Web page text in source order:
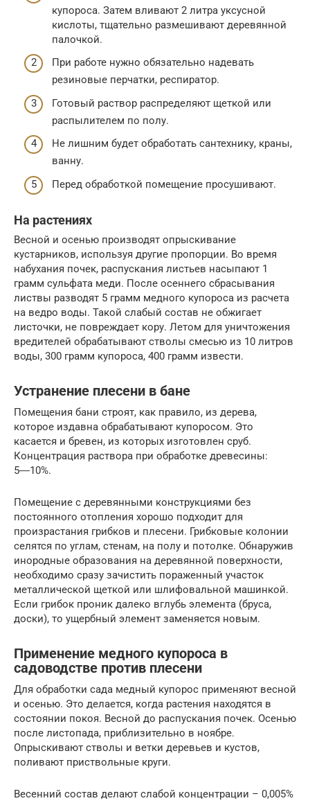
купороса. Затем вливают 2 литра уксусной
кислоты, тщательно размешивают деревянной
палочкой.
При работе нужно обязательно надевать
резиновые перчатки, респиратор.
Готовый раствор распределяют щеткой или
распылителем по полу.
Не лишним будет обработать сантехнику, краны,
ванну.
Перед обработкой помещение просушивают.
На растениях
Весной и осенью производят опрыскивание
кустарников, используя другие пропорции. Во время
набухания почек, распускания листьев насыпают 1
грамм сульфата меди. После осеннего сбрасывания
листвы разводят 5 грамм медного купороса из расчета
на ведро воды. Такой слабый состав не обжигает
листочки, не повреждает кору. Летом для уничтожения
вредителей обрабатывают стволы смесью из 10 литров
воды, 300 грамм купороса, 400 грамм извести.
Устранение плесени в бане
Помещения бани строят, как правило, из дерева,
которое издавна обрабатывают купоросом. Это
касается и бревен, из которых изготовлен сруб.
Концентрация раствора при обработке древесины:
5―10%.
Помещение с деревянными конструкциями без
постоянного отопления хорошо подходит для
произрастания грибков и плесени. Грибковые колонии
селятся по углам, стенам, на полу и потолке. Обнаружив
инородные образования на деревянной поверхности,
необходимо сразу зачистить пораженный участок
металлической щеткой или шлифовальной машинкой.
Если грибок проник далеко вглубь элемента (бруса,
доски), то ущербный элемент заменяется новым.
Применение медного купороса в
садоводстве против плесени
Для обработки сада медный купорос применяют весной
и осенью. Это делается, когда растения находятся в
состоянии покоя. Весной до распускания почек. Осенью
после листопада, приблизительно в ноябре.
Опрыскивают стволы и ветки деревьев и кустов,
поливают приствольные круги.
Весенний состав делают слабой концентрации – 0,005%